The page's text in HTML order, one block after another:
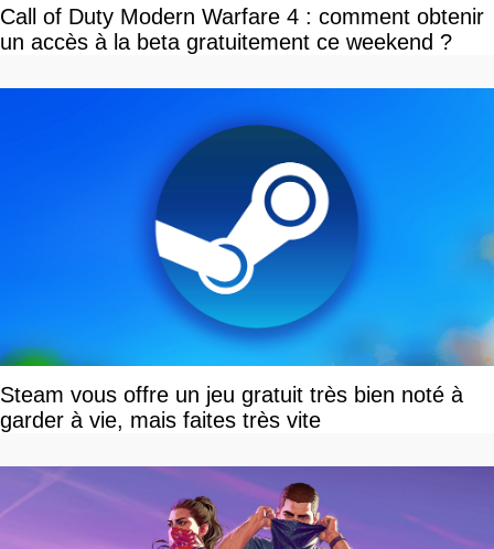
Call of Duty Modern Warfare 4 : comment obtenir
un accès à la beta gratuitement ce weekend ?
Steam vous offre un jeu gratuit très bien noté à
garder à vie, mais faites très vite